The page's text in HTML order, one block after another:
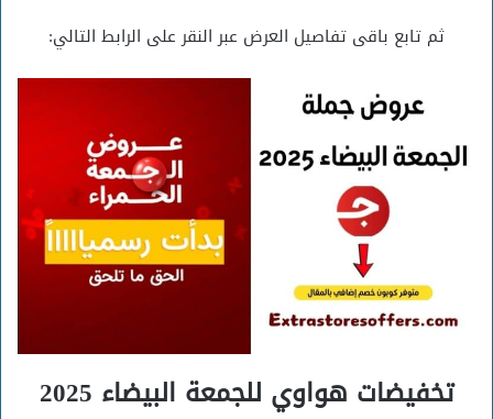
ثم تابع باقى تفاصيل العرض عبر النقر على الرابط التالي:
تخفيضات هواوي للجمعة البيضاء 2025